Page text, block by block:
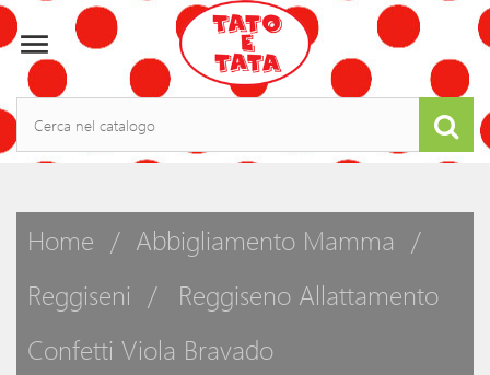

Home
Abbigliamento Mamma
Reggiseni
Reggiseno Allattamento
Confetti Viola Bravado